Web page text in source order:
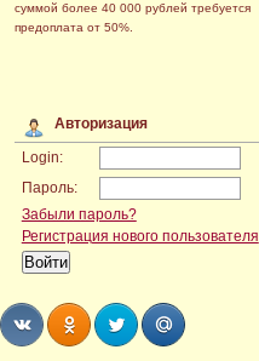
суммой более 40 000 рублей требуется
предоплата от 50%.
Авторизация
Login:
Пароль:
Забыли пароль?
Регистрация нового пользователя